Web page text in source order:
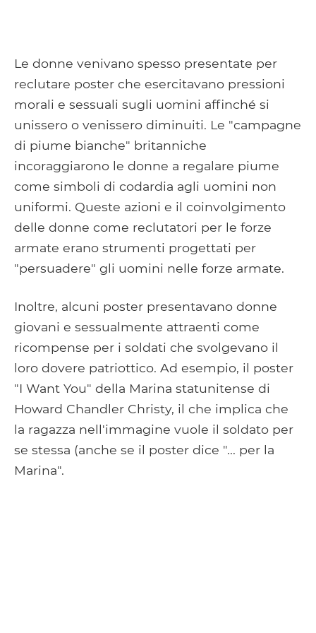
Le donne venivano spesso presentate per
reclutare poster che esercitavano pressioni
morali e sessuali sugli uomini affinché si
unissero o venissero diminuiti. Le "campagne
di piume bianche" britanniche
incoraggiarono le donne a regalare piume
come simboli di codardia agli uomini non
uniformi. Queste azioni e il coinvolgimento
delle donne come reclutatori per le forze
armate erano strumenti progettati per
"persuadere" gli uomini nelle forze armate.
Inoltre, alcuni poster presentavano donne
giovani e sessualmente attraenti come
ricompense per i soldati che svolgevano il
loro dovere patriottico. Ad esempio, il poster
"I Want You" della Marina statunitense di
Howard Chandler Christy, il che implica che
la ragazza nell'immagine vuole il soldato per
se stessa (anche se il poster dice "... per la
Marina".